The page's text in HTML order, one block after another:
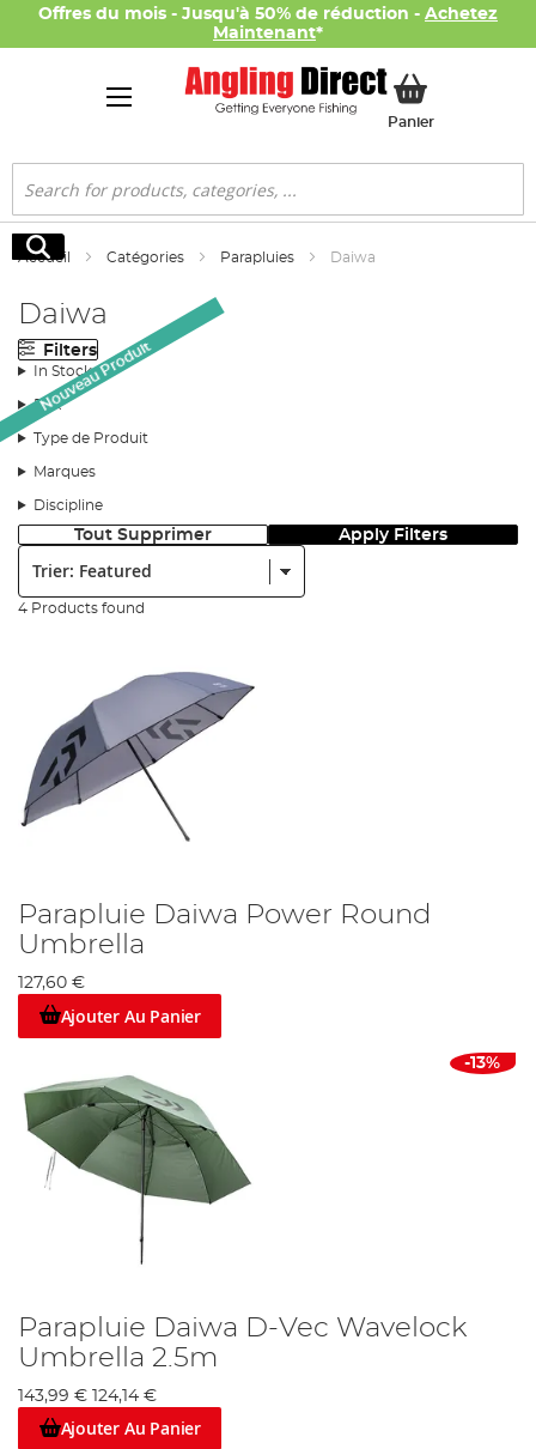
Offres du mois - Jusqu'à 50% de réduction - Achetez
Maintenant*
PanierMon panier
Rechercher
Rechercher
Accueil Catégories Parapluies Daiwa
Daiwa
Filters
In Stock
Prix
Type de Produit
Marques
Discipline
Tout Supprimer Apply Filters
4 Products found
Parapluie Daiwa Power Round
Umbrella
127,60 €
Ajouter Au Panier
-13%
Parapluie Daiwa D-Vec Wavelock
Umbrella 2.5m
143,99 € 124,14 €
Ajouter Au Panier
Nouveau Produit